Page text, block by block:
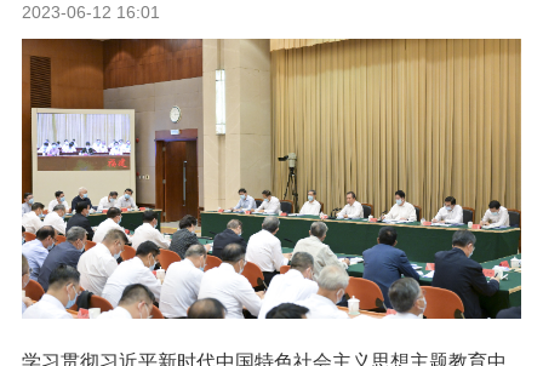
2023-06-12 16:01
学习贯彻习近平新时代中国特色社会主义思想主题教育中